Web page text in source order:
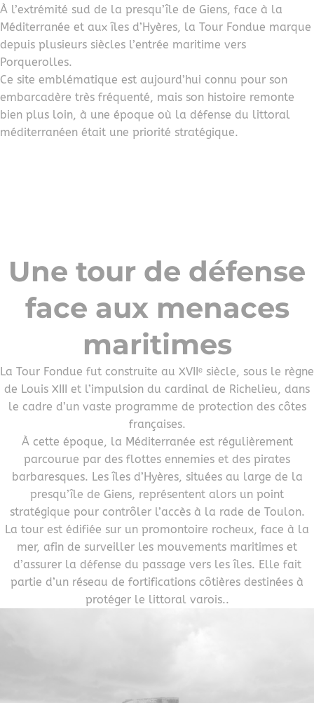
À l’extrémité sud de la presqu’île de Giens, face à la
Méditerranée et aux îles d’Hyères, la Tour Fondue marque
depuis plusieurs siècles l’entrée maritime vers
Porquerolles.
Ce site emblématique est aujourd’hui connu pour son
embarcadère très fréquenté, mais son histoire remonte
bien plus loin, à une époque où la défense du littoral
méditerranéen était une priorité stratégique.
Une tour de défense
face aux menaces
maritimes
La Tour Fondue fut construite au XVIIᵉ siècle, sous le règne
de Louis XIII et l’impulsion du cardinal de Richelieu, dans
le cadre d’un vaste programme de protection des côtes
françaises.
À cette époque, la Méditerranée est régulièrement
parcourue par des flottes ennemies et des pirates
barbaresques. Les îles d’Hyères, situées au large de la
presqu’île de Giens, représentent alors un point
stratégique pour contrôler l’accès à la rade de Toulon.
La tour est édifiée sur un promontoire rocheux, face à la
mer, afin de surveiller les mouvements maritimes et
d’assurer la défense du passage vers les îles. Elle fait
partie d’un réseau de fortifications côtières destinées à
protéger le littoral varois..